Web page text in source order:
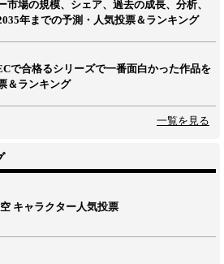
市場の規模、シェア、過去の成長、分析、
年までの予測・人気投票＆ランキング
で合格るシリーズで一番面白かった作品を
＆ランキング
一覧を見る
キャラクター人気投票